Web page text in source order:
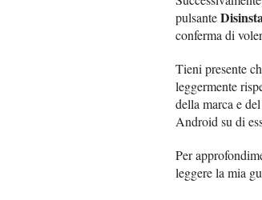
pulsante
conferma di
Tieni presente
leggermente
della marca e
Android su di
Per
leggere la mia